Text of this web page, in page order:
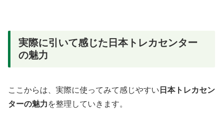
実際に引いて感じた日本トレカセンター
の魅力
ここからは、実際に使ってみて感じやすい 日本トレカセン
ターの魅力を整理していきます。